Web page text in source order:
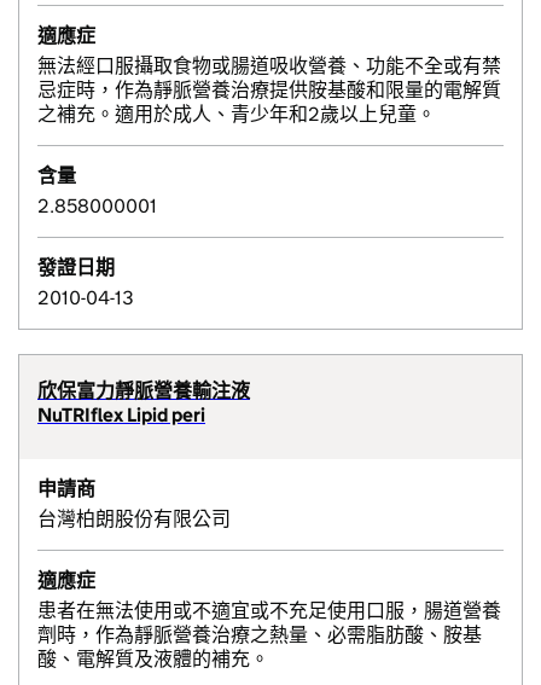
適應症
無法經口服攝取食物或腸道吸收營養、功能不全或有禁
忌症時，作為靜脈營養治療提供胺基酸和限量的電解質
之補充。適用於成人、青少年和2歲以上兒童。
含量
2.858000001
發證日期
2010-04-13
欣保富力靜脈營養輸注液
NuTRIflex Lipid peri
申請商
台灣柏朗股份有限公司
適應症
患者在無法使用或不適宜或不充足使用口服，腸道營養
劑時，作為靜脈營養治療之熱量、必需脂肪酸、胺基
酸、電解質及液體的補充。